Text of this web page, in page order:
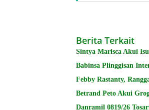
Berita Terkait
Sintya Marisca Akui
Babinsa Plinggisan
Febby Rastanty,
Betrand Peto Akui
Danramil 0819/26